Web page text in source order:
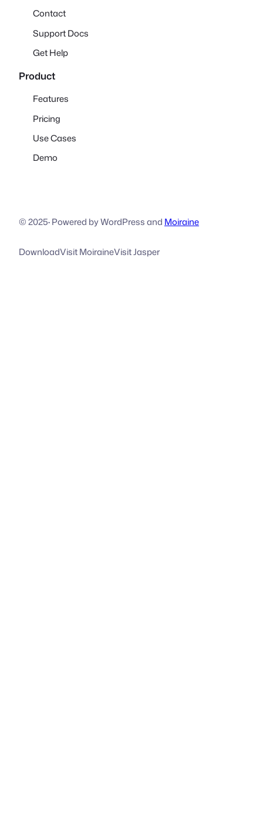
Contact
Support Docs
Get Help
Product
Features
Pricing
Use Cases
Demo
© 2025·Powered by WordPress and Moiraine
DownloadVisit MoiraineVisit Jasper